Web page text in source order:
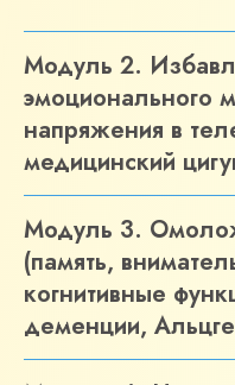
Модуль 2.
эмоционального
напряжения в
медицинский
Модуль 3.
(память,
когнитивные
деменции,